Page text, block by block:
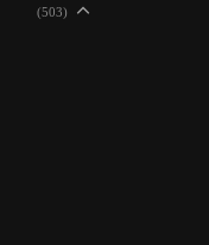
(503)